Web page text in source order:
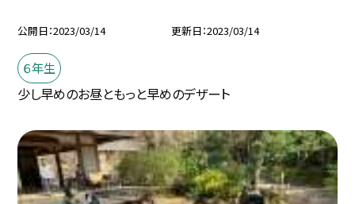
公開日 2023/03/14 更新日 2023/03/14
６年生
少し早めのお昼ともっと早めのデザート